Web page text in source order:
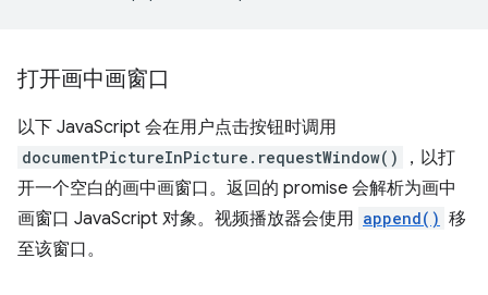
打开画中画窗口
以下 JavaScript 会在用户点击按钮时调用
documentPictureInPicture.requestWindow()
，以打
开一个空白的画中画窗口。返回的 promise 会解析为画中
画窗口 JavaScript 对象。视频播放器会使用 append() 移
至该窗口。